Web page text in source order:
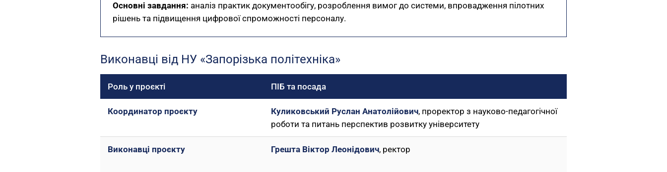
Основні завдання: аналіз практик документообігу, розроблення вимог до системи, впровадження пілотних
рішень та підвищення цифрової спроможності персоналу.
Виконавці від НУ «Запорізька політехніка»
Роль у проєкті ПІБ та посада
Координатор проєкту Куликовський Руслан Анатолійович, проректор з науково-педагогічної
роботи та питань перспектив розвитку університету
Виконавці проєкту Грешта Віктор Леонідович, ректор